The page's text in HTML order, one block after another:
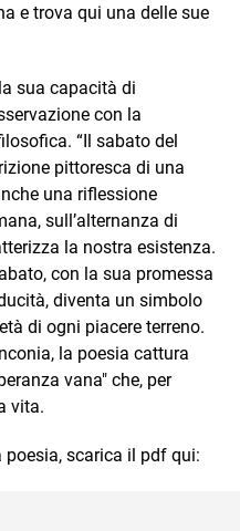
e trova qui una delle sue
sua capacità di
con la
“Il sabato del
pittoresca di una
una riflessione
sull’alternanza di
la nostra esistenza.
con la sua promessa
diventa un simbolo
di ogni piacere terreno.
la poesia cattura
vana" che, per
vita.
poesia, scarica il pdf qui: